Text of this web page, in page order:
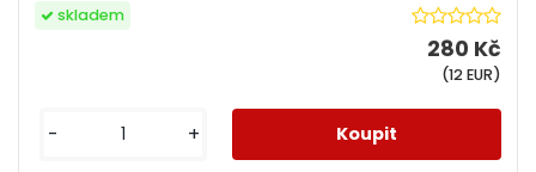
280 Kč
(12 EUR)
skladem
- +